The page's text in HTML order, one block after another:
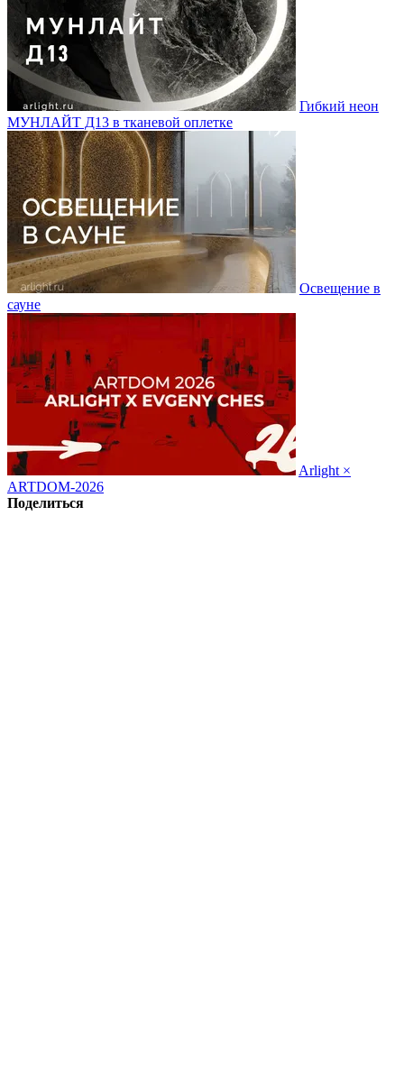
Гибкий неон
МУНЛАЙТ Д13 в тканевой оплетке
Освещение в
сауне
Arlight ×
ARTDOM-2026
Поделиться